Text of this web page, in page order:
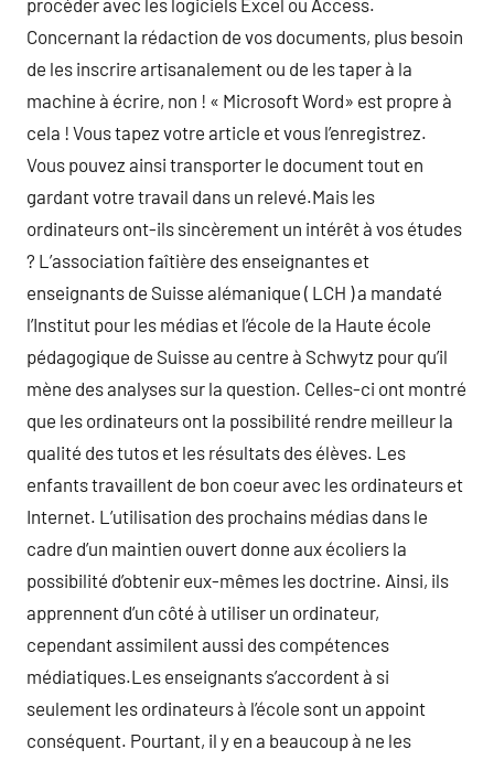
procéder avec les logiciels Excel ou Access.
Concernant la rédaction de vos documents, plus besoin
de les inscrire artisanalement ou de les taper à la
machine à écrire, non ! « Microsoft Word» est propre à
cela ! Vous tapez votre article et vous l’enregistrez.
Vous pouvez ainsi transporter le document tout en
gardant votre travail dans un relevé.Mais les
ordinateurs ont-ils sincèrement un intérêt à vos études
? L’association faîtière des enseignantes et
enseignants de Suisse alémanique ( LCH ) a mandaté
l’Institut pour les médias et l’école de la Haute école
pédagogique de Suisse au centre à Schwytz pour qu’il
mène des analyses sur la question. Celles-ci ont montré
que les ordinateurs ont la possibilité rendre meilleur la
qualité des tutos et les résultats des élèves. Les
enfants travaillent de bon coeur avec les ordinateurs et
Internet. L’utilisation des prochains médias dans le
cadre d’un maintien ouvert donne aux écoliers la
possibilité d’obtenir eux-mêmes les doctrine. Ainsi, ils
apprennent d’un côté à utiliser un ordinateur,
cependant assimilent aussi des compétences
médiatiques.Les enseignants s’accordent à si
seulement les ordinateurs à l’école sont un appoint
conséquent. Pourtant, il y en a beaucoup à ne les